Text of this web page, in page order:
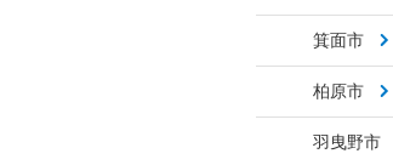
箕面市
柏原市
羽曳野市